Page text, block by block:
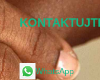
WhatsApp